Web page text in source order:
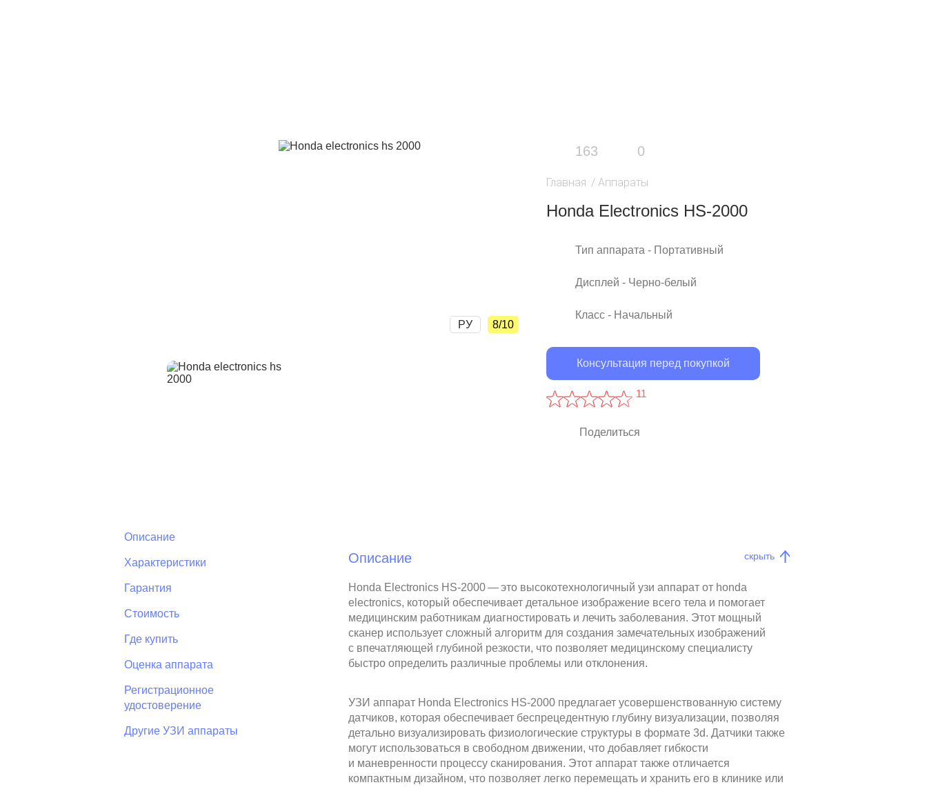
РУ 8/10
163 0
Главная / Аппараты
Honda Electronics HS-2000
Тип аппарата - Портативный
Дисплей - Черно-белый
Класс - Начальный
Консультация перед покупкой
11
Поделиться
Описание скрыть
Honda Electronics HS-2000 — это высокотехнологичный узи аппарат от honda
electronics, который обеспечивает детальное изображение всего тела и помогает
медицинским работникам диагностировать и лечить заболевания. Этот мощный
сканер использует сложный алгоритм для создания замечательных изображений
с впечатляющей глубиной резкости, что позволяет медицинскому специалисту
быстро определить различные проблемы или отклонения.
УЗИ аппарат Honda Electronics HS-2000 предлагает усовершенствованную систему
датчиков, которая обеспечивает беспрецедентную глубину визуализации, позволяя
детально визуализировать физиологические структуры в формате 3d. Датчики также
могут использоваться в свободном движении, что добавляет гибкости
и маневренности процессу сканирования. Этот аппарат также отличается
компактным дизайном, что позволяет легко перемещать и хранить его в клинике или
Описание
Характеристики
Гарантия
Стоимость
Где купить
Оценка аппарата
Регистрационное
удостоверение
Другие УЗИ аппараты